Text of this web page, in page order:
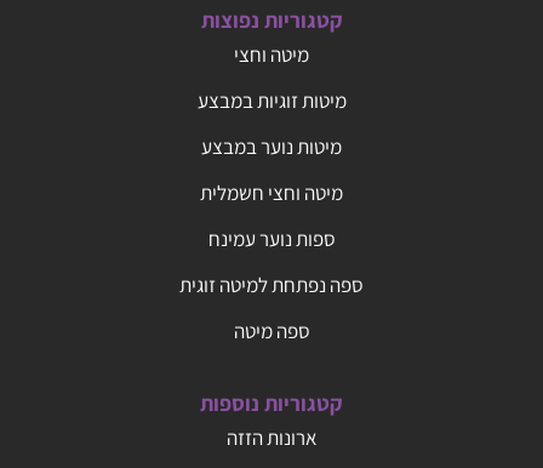
קטגוריות נפוצות
מיטה וחצי
מיטות זוגיות במבצע
מיטות נוער במבצע
מיטה וחצי חשמלית
ספות נוער עמינח
ספה נפתחת למיטה זוגית
ספה מיטה
קטגוריות נוספות
ארונות הזזה